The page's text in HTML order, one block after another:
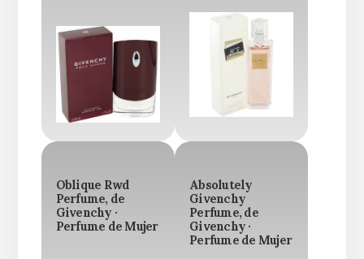
Oblique Rwd
Perfume, de
Givenchy ·
Perfume de Mujer
Absolutely
Givenchy
Perfume, de
Givenchy ·
Perfume de Mujer